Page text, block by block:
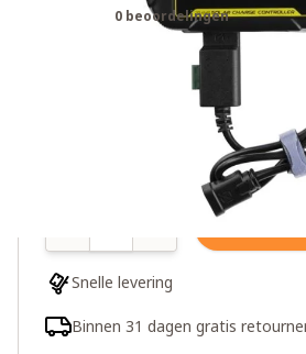
0 beoordelingen
Snelle levering
Binnen 31 dagen gratis